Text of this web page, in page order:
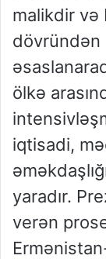
malikdir və
dövründən
ölkə
iqtisadi,
yaradır.
verən